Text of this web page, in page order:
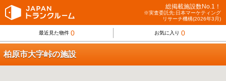
総掲載施設数No.1！
※実査委託先:日本マーケティング
リサーチ機構(2026年3月)
最近見た物件 0 お気に入り 0
柏原市大字峠の施設